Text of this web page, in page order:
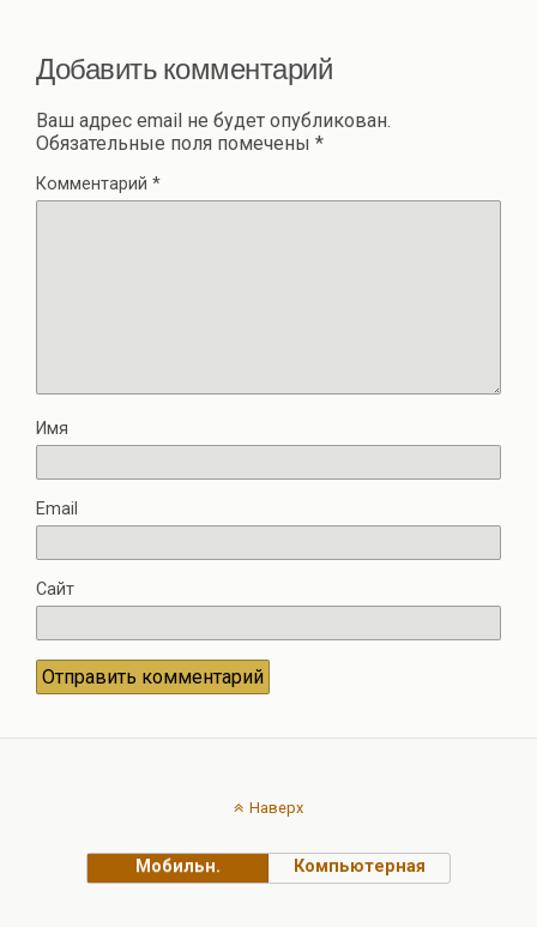
Добавить комментарий
Ваш адрес email не будет опубликован.
Обязательные поля помечены *
Комментарий *
Имя
Email
Сайт
Наверх
Мобильн. Компьютерная